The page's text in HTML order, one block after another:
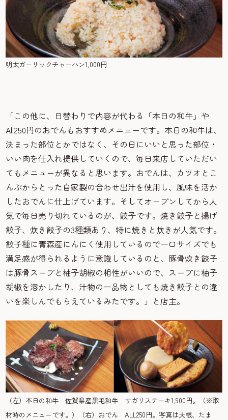
明太ガーリックチャーハン1,000円
「この他に、日替わりで内容が代わる「本日の和牛」や
All250円のおでんもおすすめメニューです。本日の和牛は、
決まった部位とかではなく、その日にいいと思った部位・
いい肉を仕入れ提供していくので、毎日来店していただい
てもメニューが異なると思います。おでんは、カツオとこ
んぶからとった自家製の合わせ出汁を使用し、風味を活か
したおでんに仕上げています。そしてオープンしてから人
気で毎日売り切れているのが、餃子です。焼き餃子と揚げ
餃子、炊き餃子の3種類あり、特に焼きと炊きが人気です。
餃子種に青森産にんにく使用しているので一口サイズでも
満足感が得られるように意識しているのと、豚骨炊き餃子
は豚骨スープと柚子胡椒の相性がいいので、スープに柚子
胡椒を溶かしたり、汁物の一品物としても焼き餃子との違
いを楽しんでもらえているみたです。」と店主。
（左）本日の和牛 佐賀県産黒毛和牛 サガリステーキ1,900円。（※取
材時のメニューです。）（右）おでん ALL250円。写真は大根、たま